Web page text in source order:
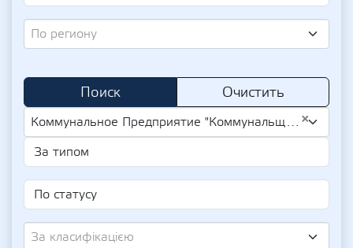
По региону
Поиск Очистить
×
Коммунальное Предприятие "Коммунальщики" (UA-EDR 03336387)
За класифікацією